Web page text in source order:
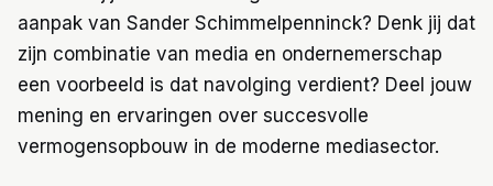
aanpak van Sander Schimmelpenninck? Denk jij dat
zijn combinatie van media en ondernemerschap
een voorbeeld is dat navolging verdient? Deel jouw
mening en ervaringen over succesvolle
vermogensopbouw in de moderne mediasector.